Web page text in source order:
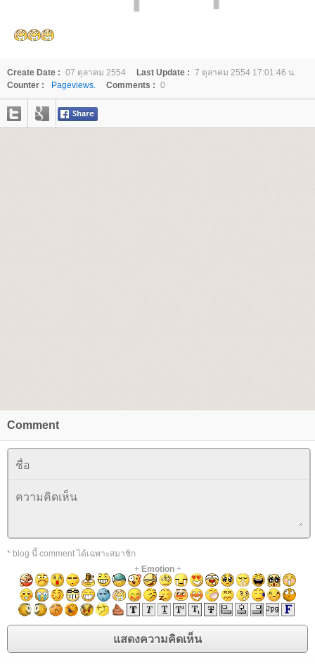
Create Date : 07 ตุลาคม 2554 Last Update : 7 ตุลาคม 2554 17:01:46 น.
Counter :
Pageviews. Comments : 0
Comment
* blog นี้ comment ได้เฉพาะสมาชิก
+ Emotion+